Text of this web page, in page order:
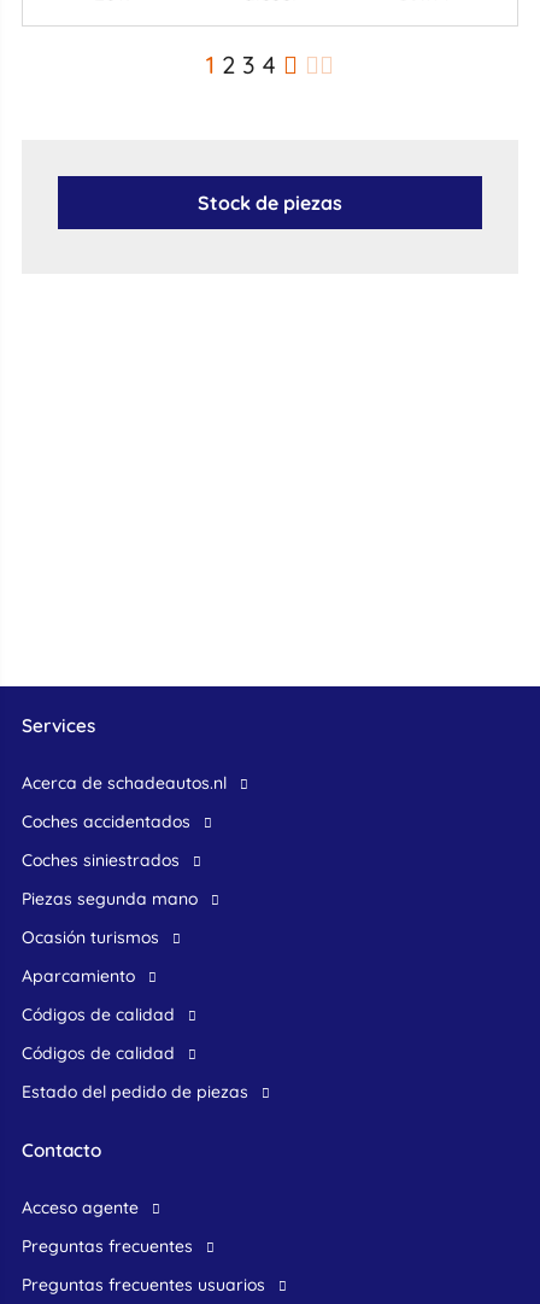
1 2 3 4
Stock de piezas
Services
Acerca de schadeautos.nl
Coches accidentados
Coches siniestrados
Piezas segunda mano
ocasión turismos
Aparcamiento
Códigos de calidad
Códigos de calidad
Estado del pedido de piezas
Contacto
acceso agente
preguntas frecuentes
preguntas frecuentes usuarios